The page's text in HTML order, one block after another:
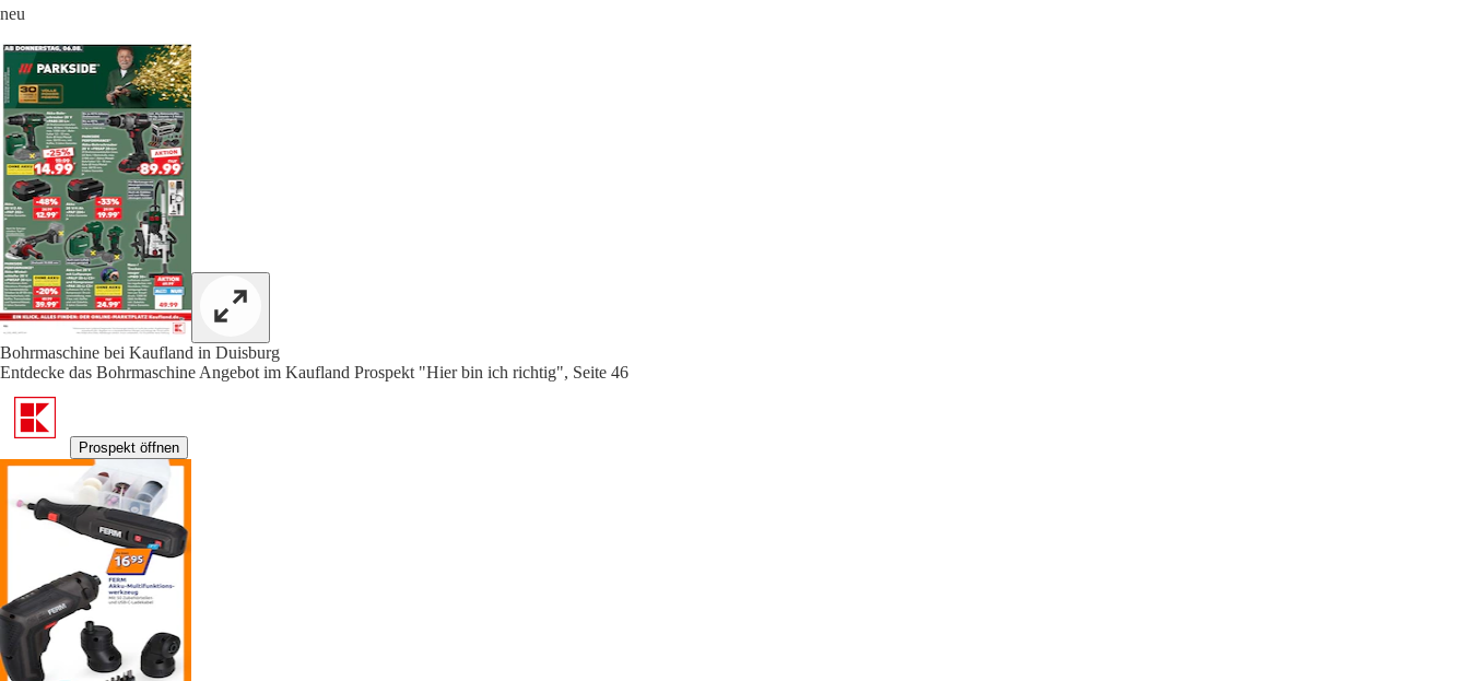
neu
Bohrmaschine bei Kaufland in Duisburg
Entdecke das Bohrmaschine Angebot im Kaufland Prospekt "Hier bin ich richtig", Seite 46
Prospekt öffnen